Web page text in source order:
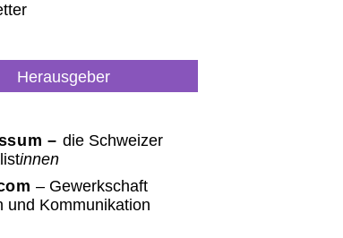
Herausgeber
– die Schweizer
innen
– Gewerkschaft
und Kommunikation